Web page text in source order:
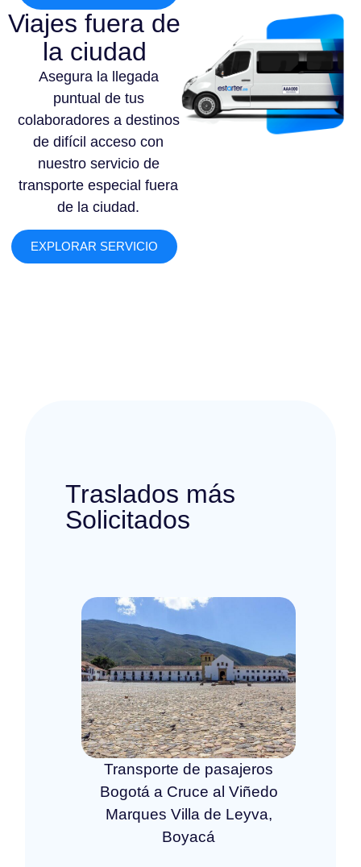
Viajes fuera de
la ciudad
Asegura la llegada
puntual de tus
colaboradores a destinos
de difícil acceso con
nuestro servicio de
transporte especial fuera
de la ciudad.
EXPLORAR SERVICIO
Traslados más
Solicitados
Transporte de pasajeros
Bogotá a Cruce al Viñedo
Marques Villa de Leyva,
Boyacá